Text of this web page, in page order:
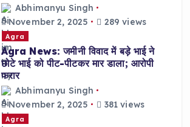
Abhimanyu Singh
November 2, 2025
289 views
Agra
Agra News: जमीनी विवाद में बड़े भाई ने
छोटे भाई को पीट-पीटकर मार डाला; आरोपी
फरार
Abhimanyu Singh
November 2, 2025
381 views
Agra